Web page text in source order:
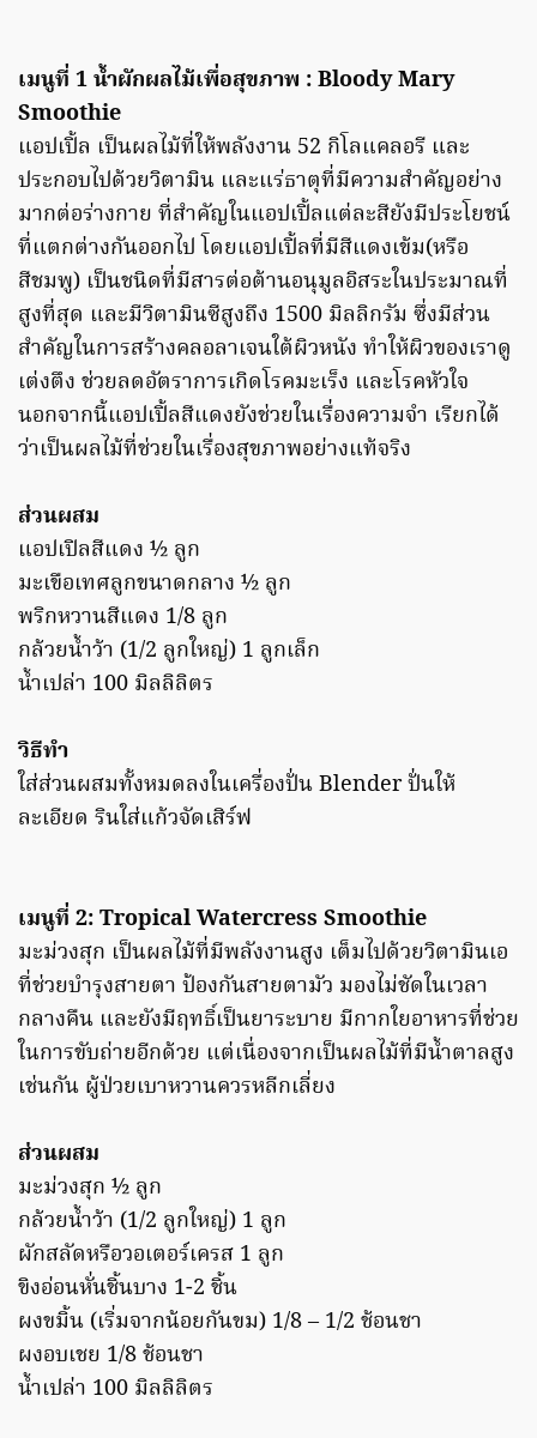
เมนูที่ 1 น้ำผักผลไม้เพื่อสุขภาพ : Bloody Mary
Smoothie
แอปเปิ้ล เป็นผลไม้ที่ให้พลังงาน 52 กิโลแคลอรี และ
ประกอบไปด้วยวิตามิน และแร่ธาตุที่มีความสำคัญอย่าง
มากต่อร่างกาย ที่สำคัญในแอปเปิ้ลแต่ละสียังมีประโยชน์
ที่แตกต่างกันออกไป โดยแอปเปิ้ลที่มีสีแดงเข้ม(หรือ
สีชมพู) เป็นชนิดที่มีสารต่อต้านอนุมูลอิสระในประมาณที่
สูงที่สุด และมีวิตามินซีสูงถึง 1500 มิลลิกรัม ซึ่งมีส่วน
สำคัญในการสร้างคลอลาเจนใต้ผิวหนัง ทำให้ผิวของเราดู
เต่งตึง ช่วยลดอัตราการเกิดโรคมะเร็ง และโรคหัวใจ
นอกจากนี้แอปเปิ้ลสีแดงยังช่วยในเรื่องความจำ เรียกได้
ว่าเป็นผลไม้ที่ช่วยในเรื่องสุขภาพอย่างแท้จริง
ส่วนผสม
แอปเปิลสีแดง ½ ลูก
มะเขือเทศลูกขนาดกลาง ½ ลูก
พริกหวานสีแดง 1/8 ลูก
กล้วยน้ำว้า (1/2 ลูกใหญ่) 1 ลูกเล็ก
น้ำเปล่า 100 มิลลิลิตร
วิธีทำ
ใส่ส่วนผสมทั้งหมดลงในเครื่องปั่น Blender ปั่นให้
ละเอียด รินใส่แก้วจัดเสิร์ฟ
เมนูที่ 2: Tropical Watercress Smoothie
มะม่วงสุก เป็นผลไม้ที่มีพลังงานสูง เต็มไปด้วยวิตามินเอ
ที่ช่วยบำรุงสายตา ป้องกันสายตามัว มองไม่ชัดในเวลา
กลางคืน และยังมีฤทธิ์เป็นยาระบาย มีกากใยอาหารที่ช่วย
ในการขับถ่ายอีกด้วย แต่เนื่องจากเป็นผลไม้ที่มีน้ำตาลสูง
เช่นกัน ผู้ป่วยเบาหวานควรหลีกเลี่ยง
ส่วนผสม
มะม่วงสุก ½ ลูก
กล้วยน้ำว้า (1/2 ลูกใหญ่) 1 ลูก
ผักสลัดหรือวอเตอร์เครส 1 ลูก
ขิงอ่อนหั่นชิ้นบาง 1-2 ชิ้น
ผงขมิ้น (เริ่มจากน้อยกันขม) 1/8 – 1/2 ช้อนชา
ผงอบเชย 1/8 ช้อนชา
น้ำเปล่า 100 มิลลิลิตร